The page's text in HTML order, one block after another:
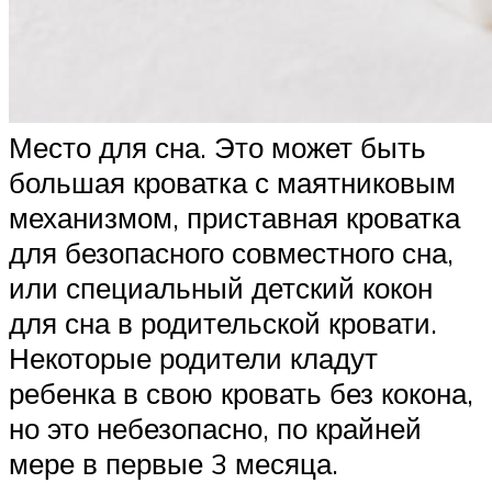
Место для сна. Это может быть
большая кроватка с маятниковым
механизмом, приставная кроватка
для безопасного совместного сна,
или специальный детский кокон
для сна в родительской кровати.
Некоторые родители кладут
ребенка в свою кровать без кокона,
но это небезопасно, по крайней
мере в первые 3 месяца.